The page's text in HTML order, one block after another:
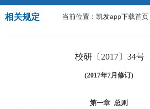
当前位置： 凯发app下载首页
相关规定
校研〔 2017 〕 34号
(2017年7月修订)
第一章 总则